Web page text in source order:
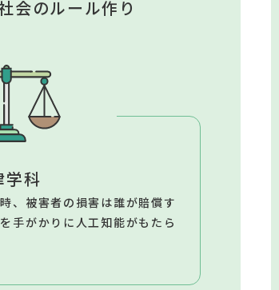
会のルール作り
学科
、被害者の損害は誰が賠償す
手がかりに人工知能がもたら